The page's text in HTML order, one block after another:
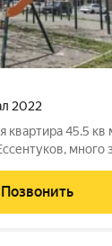
2022
квартира 45.5
много
площадки,
освещенная,
Позвонить